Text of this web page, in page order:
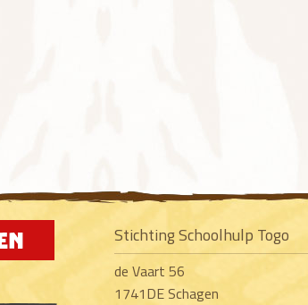
Stichting Schoolhulp Togo
de Vaart 56
1741DE Schagen